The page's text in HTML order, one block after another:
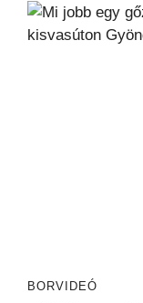
BORVIDEÓ